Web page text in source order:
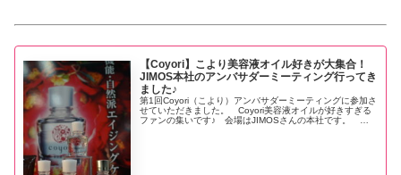
【Coyori】こより美容液オイル好きが大集合！
JIMOS本社のアンバサダーミーティング行ってき
ました♪
第1回Coyori（こより）アンバサダーミーティングに参加さ
せていただきました。 Coyori美容液オイルが好きすぎる
ファンの集いです♪ 会場はJIMOSさんの本社です。 こ